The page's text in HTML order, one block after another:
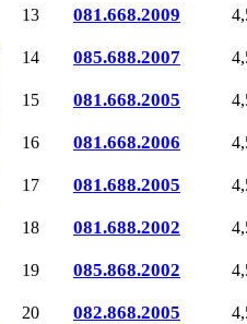
13 081.668.2009
14 085.688.2007
15 081.668.2005
16 081.668.2006
17 081.688.2005
18 081.688.2002
19 085.868.2002
20 082.868.2005